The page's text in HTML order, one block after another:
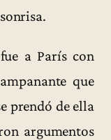
a París con
que
prendó de ella
argumentos